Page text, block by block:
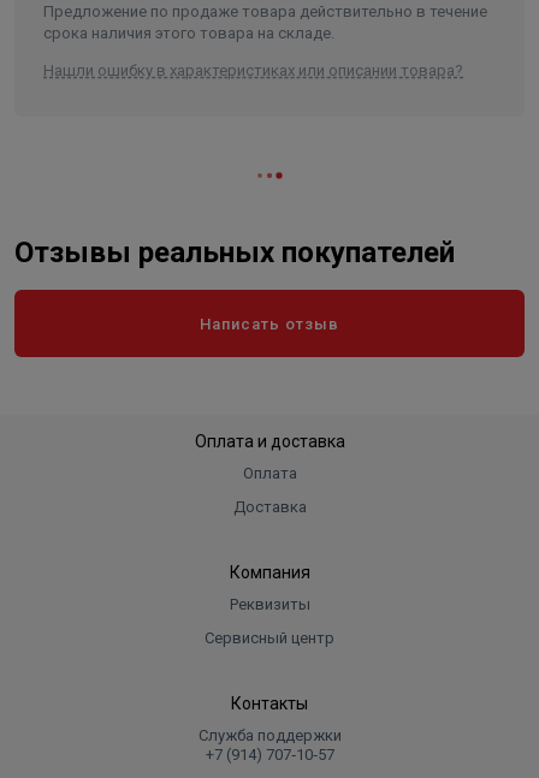
Класс защиты 55
Длина
0.074
Предложение по продаже товара действительно в течение
срока наличия этого товара на складе.
Нашли ошибку в характеристиках или описании товара?
Отзывы реальных покупателей
Написать отзыв
Оплата и доставка
Оплата
Доставка
Компания
Реквизиты
Сервисный центр
Контакты
Служба поддержки
+7 (914) 707‑10‑57